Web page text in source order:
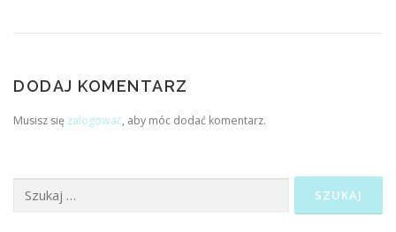
DODAJ KOMENTARZ
Musisz się zalogować, aby móc dodać komentarz.